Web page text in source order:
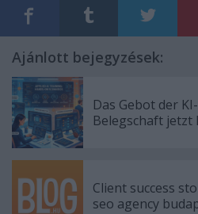
Ajánlott bejegyzések:
Das Gebot der
Belegschaft jetzt
Client success
seo agency